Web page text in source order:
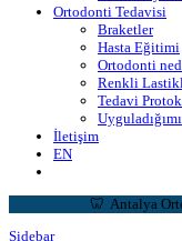
Ortodonti Tedavisi
Braketler
Hasta Eğitimi
Ortodonti
Renkli
Tedavi
İletişim
EN
🦷 Antalya
Sidebar